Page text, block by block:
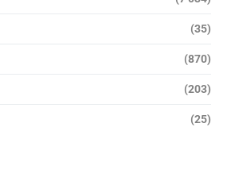
(35)
(870)
(203)
(25)